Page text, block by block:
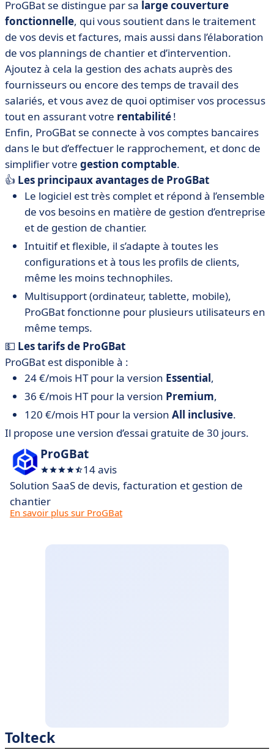
ProGBat se distingue par sa large couverture
fonctionnelle, qui vous soutient dans le traitement
de vos devis et factures, mais aussi dans l’élaboration
de vos plannings de chantier et d’intervention.
Ajoutez à cela la gestion des achats auprès des
fournisseurs ou encore des temps de travail des
salariés, et vous avez de quoi optimiser vos processus
tout en assurant votre rentabilité!
Enfin, ProGBat se connecte à vos comptes bancaires
dans le but d’effectuer le rapprochement, et donc de
simplifier votre gestion comptable.
👍 Les principaux avantages de ProGBat
Le logiciel est très complet et répond à l’ensemble
de vos besoins en matière de gestion d’entreprise
et de gestion de chantier.
Intuitif et flexible, il s’adapte à toutes les
configurations et à tous les profils de clients,
même les moins technophiles.
Multisupport (ordinateur, tablette, mobile),
ProGBat fonctionne pour plusieurs utilisateurs en
même temps.
💵 Les tarifs de ProGBat
ProGBat est disponible à :
24 €/mois HT pour la version Essential,
36 €/mois HT pour la version Premium,
120 €/mois HT pour la version All inclusive.
Il propose une version d’essai gratuite de 30 jours.
ProGBat
14 avis
Solution SaaS de devis, facturation et gestion de
chantier
En savoir plus sur ProGBat
Tolteck